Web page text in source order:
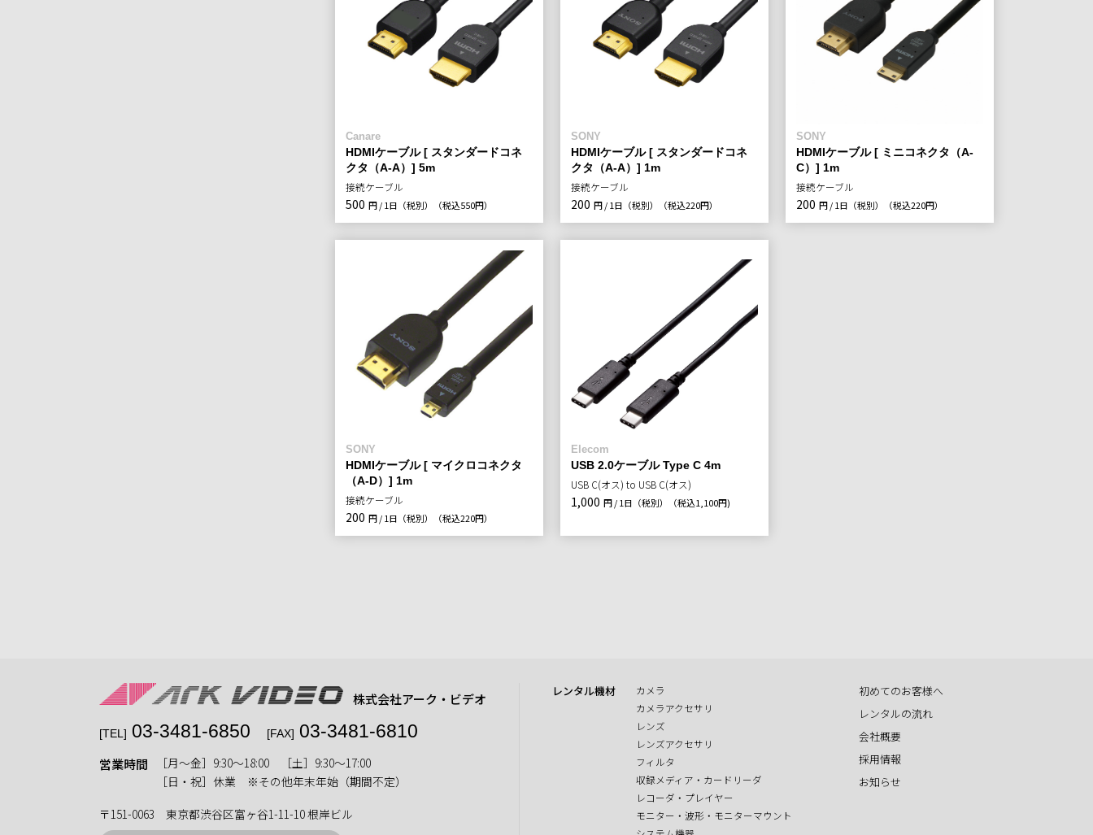
Canare
HDMIケーブル [ スタンダードコネ
クタ（A-A）] 5m
接続ケーブル
500 円 / 1日（税別） （税込550円）
SONY
HDMIケーブル [ スタンダードコネ
クタ（A-A）] 1m
接続ケーブル
200 円 / 1日（税別） （税込220円）
SONY
HDMIケーブル [ ミニコネクタ（A-
C）] 1m
接続ケーブル
200 円 / 1日（税別） （税込220円）
SONY
HDMIケーブル [ マイクロコネクタ
（A-D）] 1m
接続ケーブル
200 円 / 1日（税別） （税込220円）
Elecom
USB 2.0ケーブル Type C 4m
USB C(オス) to USB C(オス)
1,000 円 / 1日（税別） （税込1,100円)
株式会社アーク・ビデオ
[TEL] 03-3481-6850 [FAX] 03-3481-6810
営業時間
［月〜金］9:30〜18:00 ［土］9:30〜17:00
［日・祝］休業 ※その他年末年始（期間不定）
〒151-0063 東京都渋谷区富ヶ谷1-11-10 根岸ビル
レンタル機材
カメラ
カメラアクセサリ
レンズ
レンズアクセサリ
フィルタ
収録メディア・カードリーダ
レコーダ・プレイヤー
モニター・波形・モニターマウント
初めてのお客様へ
レンタルの流れ
会社概要
採用情報
お知らせ